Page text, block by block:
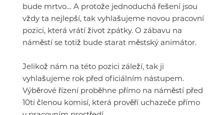
bude mrtvo… A protože jednoduchá řešení jsou
vždy ta nejlepší, tak vyhlašujeme novou pracovní
pozici, která vrátí život zpátky. O zábavu na
náměstí se totiž bude starat městský animátor.
Jelikož nám na této pozici záleží, tak ji
vyhlašujeme rok před oficiálním nástupem.
Výběrové řízení proběhne přímo na náměstí před
10ti členou komisí, která prověří uchazeče přímo